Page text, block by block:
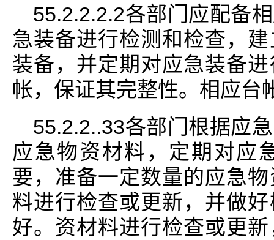
55.2.2.2.2各部门应配备
急装备进行检测和检查，
装备，并定期对应急装备
帐，保证其完整性。相应台
55.2.2..33各部门根据应
应急物资材料，定期对应
要，准备一定数量的应急
料进行检查或更新，并做
好。资材料进行检查或更